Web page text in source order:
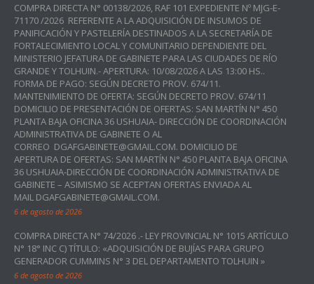
COMPRA DIRECTA N° 00138/2026, RAF 101 EXPEDIENTE Nº MJG-E-
71170 /2026 REFERENTE A LA ADQUISICIÓN DE INSUMOS DE
PANIFICACIÓN Y PASTELERÍA DESTINADOS A LA SECRETARÍA DE
FORTALECIMIENTO LOCAL Y COMUNITARIO DEPENDIENTE DEL
MINISTERIO JEFATURA DE GABINETE PARA LAS CIUDADES DE RÍO
GRANDE Y TOLHUIN.- APERTURA: 10/08/2026 A LAS 13:00 HS..
FORMA DE PAGO: SEGÚN DECRETO PROV. 674/11.
MANTENIMIENTO DE OFERTA: SEGÚN DECRETO PROV. 674/11
DOMICILIO DE PRESENTACIÓN DE OFERTAS: SAN MARTÍN N° 450
PLANTA BAJA OFICINA 36 USHUAIA- DIRECCIÓN DE COORDINACIÓN
ADMINISTRATIVA DE GABINETE O AL
CORREO DGAFGABINETE@GMAIL.COM. DOMICILIO DE
APERTURA DE OFERTAS: SAN MARTÍN N° 450 PLANTA BAJA OFICINA
36 USHUAIA-DIRECCIÓN DE COORDINACIÓN ADMINISTRATIVA DE
GABINETE – ASIMISMO SE ACEPTAN OFERTAS ENVIADA AL
MAIL DGAFGABINETE@GMAIL.COM.
6 de agosto de 2026
COMPRA DIRECTA N° 74/2026 .- LEY PROVINCIAL N° 1015 ARTÍCULO
N° 18° INC C) TÍTULO: «ADQUISICIÓN DE BUJÍAS PARA GRUPO
GENERADOR CUMMINS N° 3 DEL DEPARTAMENTO TOLHUIN »
6 de agosto de 2026